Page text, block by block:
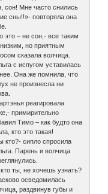
сон! Мне часто снились
сны!!»- повторяла она
это – не сон,- все таким
но приятным
сказала волчица.
с испугом уставилась
Она же помнила, что
не произнесла ни
реагировала
примирительно
Тимо – как будто она
кто это такая!
кто?- сипло спросила
Парень и волчица
ты, не хочешь узнать?
осведомилась
раздвинув губы и